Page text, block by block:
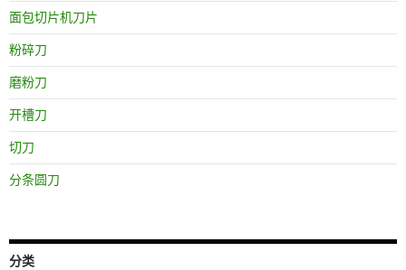
面包切片机刀片
粉碎刀
磨粉刀
开槽刀
切刀
分条圆刀
分类